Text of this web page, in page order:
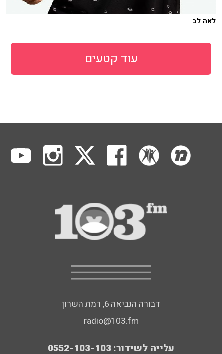
לאה לב
עוד קטעים
דבורה הנביאה 6, רמת השרון
radio@103.fm
עלייה לשידור: 0552-103-103